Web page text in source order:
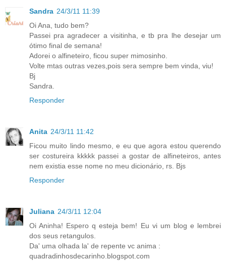
Sandra 24/3/11 11:39
Oi Ana, tudo bem?
Passei pra agradecer a visitinha, e tb pra lhe desejar um
ótimo final de semana!
Adorei o alfineteiro, ficou super mimosinho.
Volte mtas outras vezes,pois sera sempre bem vinda, viu!
Bj
Sandra.
Responder
Anita 24/3/11 11:42
Ficou muito lindo mesmo, e eu que agora estou querendo
ser costureira kkkkk passei a gostar de alfineteiros, antes
nem existia esse nome no meu dicionário, rs. Bjs
Responder
Juliana 24/3/11 12:04
Oi Aninha! Espero q esteja bem! Eu vi um blog e lembrei
dos seus retangulos.
Da' uma olhada la' de repente vc anima :
quadradinhosdecarinho.blogspot.com